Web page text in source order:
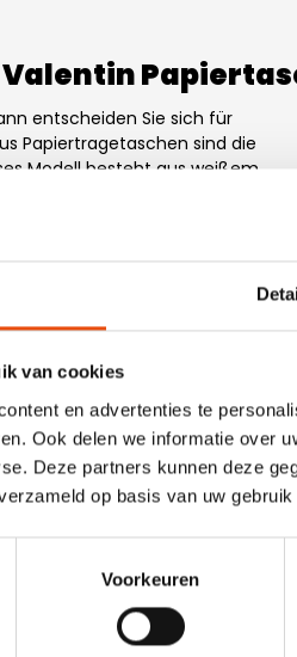
van cookies
en advertenties te
Ook delen we informatie over
Deze partners kunnen deze
op basis van uw
Voorkeuren
entscheiden Sie sich für
Papiertragetaschen sind die
Modell besteht aus weißem
Look. Die Luxus
und in verschiedenen
- Be my valentine sind
Sie sich für Luxus
besteht aus weißem Papier.
Die Baumwolle
Gramm Papier. Diese
in den Ferien in Ihrem
Geschenkverpackung. Luxus
und können in
Papiertüten können
und können aus diesem